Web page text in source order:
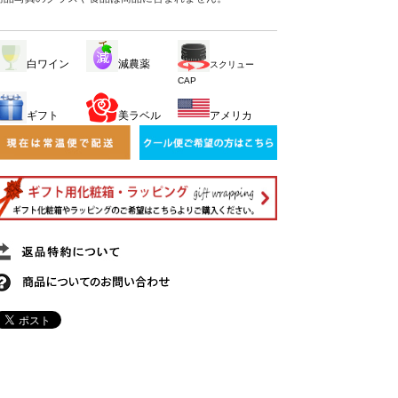
白ワイン 減農薬
スクリュー
CAP
ギフト 美ラベル アメリカ